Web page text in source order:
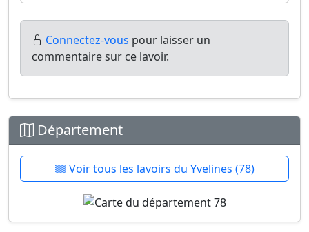
Connectez-vous pour laisser un
commentaire sur ce lavoir.
Département
Voir tous les lavoirs du Yvelines (78)